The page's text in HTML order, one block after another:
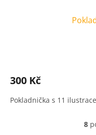
300 Kč
Pokladnička s 11
8